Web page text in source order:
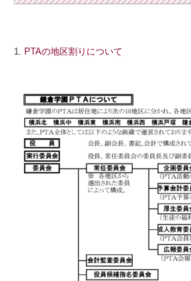
1. PTAの地区割りについて